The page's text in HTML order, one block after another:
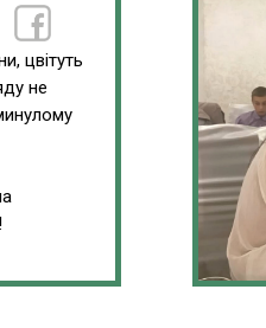
цвітуть
не